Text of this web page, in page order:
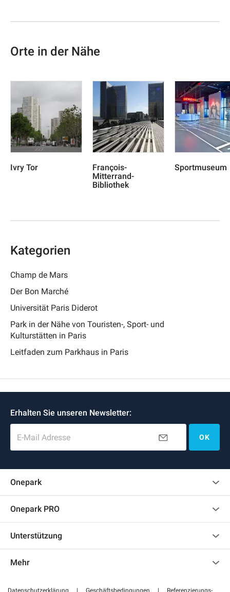
Orte in der Nähe
Ivry Tor
François-
Mitterrand-
Bibliothek
Sportmuseum
Kategorien
Champ de Mars
Der Bon Marché
Universität Paris Diderot
Park in der Nähe von Touristen-, Sport- und
Kulturstätten in Paris
Leitfaden zum Parkhaus in Paris
Erhalten Sie unseren Newsletter:
E-Mail Adresse OK
Onepark
Onepark PRO
Werden Sie unser Partner
Auf meinen Partnerbereich zugreifen
Unterstützung
Mehr
Datenschutzerklärung | Geschäftsbedingungen | Referenzierungs-